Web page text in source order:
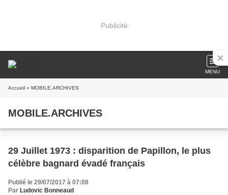
Publicité
MENU
Accueil » MOBILE.ARCHIVES
MOBILE.ARCHIVES
29 Juillet 1973 : disparition de Papillon, le plus
célèbre bagnard évadé français
Publié le 29/07/2017 à 07:08
Par Ludovic Bonneaud